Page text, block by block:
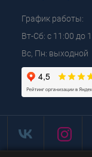
График работы:
Вт-Сб: с 11:00 до
Вс, Пн: выходной